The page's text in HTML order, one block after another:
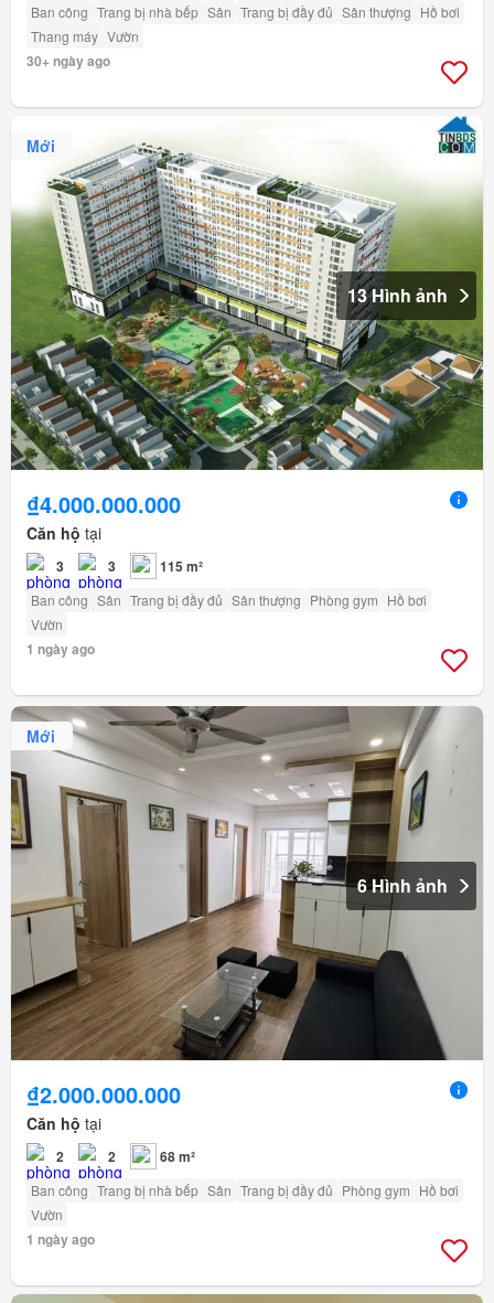
Ban công Trang bị nhà bếp Sân Trang bị đầy đủ Sân thượng Hồ bơi
Thang máy Vườn
30+ ngày ago
Mới
13 Hình ảnh
₫4.000.000.000
Căn hộ tại
3 3 115 m²
Ban công Sân Trang bị đầy đủ Sân thượng Phòng gym Hồ bơi
Vườn
1 ngày ago
Mới
6 Hình ảnh
₫2.000.000.000
Căn hộ tại
2 2 68 m²
Ban công Trang bị nhà bếp Sân Trang bị đầy đủ Phòng gym Hồ bơi
Vườn
1 ngày ago